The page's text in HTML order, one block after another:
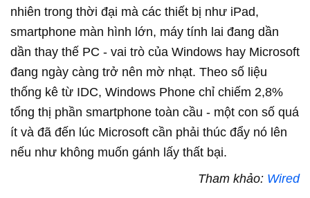
nhiên trong thời đại mà các thiết bị như iPad,
smartphone màn hình lớn, máy tính lai đang dần
dần thay thế PC - vai trò của Windows hay Microsoft
đang ngày càng trở nên mờ nhạt. Theo số liệu
thống kê từ IDC, Windows Phone chỉ chiếm 2,8%
tổng thị phần smartphone toàn cầu - một con số quá
ít và đã đến lúc Microsoft cần phải thúc đẩy nó lên
nếu như không muốn gánh lấy thất bại.
Tham khảo: Wired